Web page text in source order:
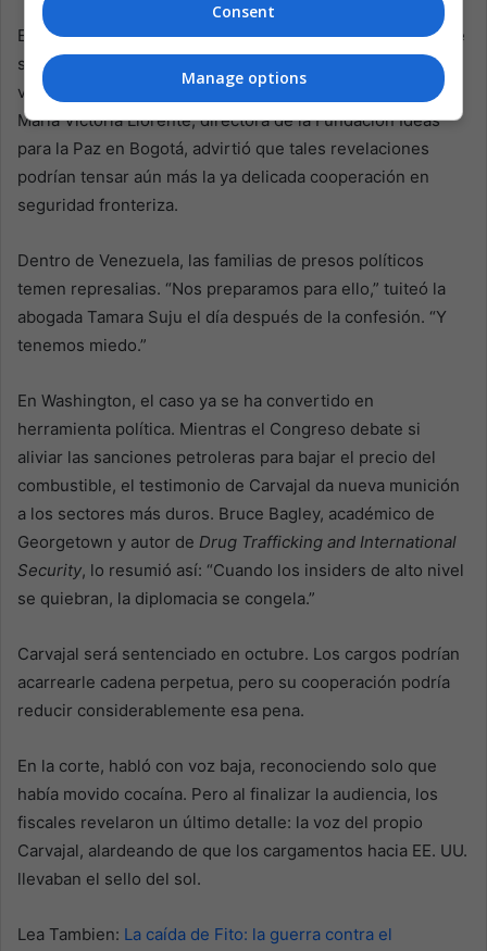
En Colombia, donde el proceso de paz con las FARC sigue
siendo frágil, la revelación de que la inteligencia militar
venezolana protegía convoyes de droga es explosiva.
María Victoria Llorente, directora de la Fundación Ideas
para la Paz en Bogotá, advirtió que tales revelaciones
podrían tensar aún más la ya delicada cooperación en
seguridad fronteriza.
Dentro de Venezuela, las familias de presos políticos
temen represalias. “Nos preparamos para ello,” tuiteó la
abogada Tamara Suju el día después de la confesión. “Y
tenemos miedo.”
En Washington, el caso ya se ha convertido en
herramienta política. Mientras el Congreso debate si
aliviar las sanciones petroleras para bajar el precio del
combustible, el testimonio de Carvajal da nueva munición
a los sectores más duros. Bruce Bagley, académico de
Georgetown y autor de Drug Trafficking and International
Security, lo resumió así: “Cuando los insiders de alto nivel
se quiebran, la diplomacia se congela.”
Carvajal será sentenciado en octubre. Los cargos podrían
acarrearle cadena perpetua, pero su cooperación podría
reducir considerablemente esa pena.
En la corte, habló con voz baja, reconociendo solo que
había movido cocaína. Pero al finalizar la audiencia, los
fiscales revelaron un último detalle: la voz del propio
Carvajal, alardeando de que los cargamentos hacia EE. UU.
llevaban el sello del sol.
Lea Tambien: La caída de Fito: la guerra contra el
Consent
Manage options